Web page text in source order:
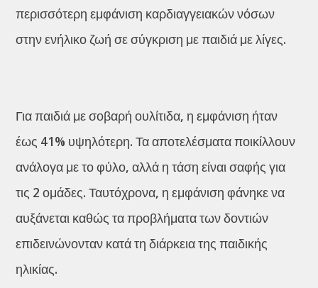
περισσότερη εμφάνιση καρδιαγγειακών νόσων
στην ενήλικο ζωή σε σύγκριση με παιδιά με λίγες.
Για παιδιά με σοβαρή ουλίτιδα, η εμφάνιση ήταν
έως 41% υψηλότερη. Τα αποτελέσματα ποικίλλουν
ανάλογα με το φύλο, αλλά η τάση είναι σαφής για
τις 2 ομάδες. Ταυτόχρονα, η εμφάνιση φάνηκε να
αυξάνεται καθώς τα προβλήματα των δοντιών
επιδεινώνονταν κατά τη διάρκεια της παιδικής
ηλικίας.